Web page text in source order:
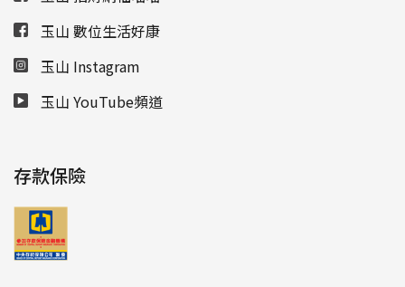
玉山 數位生活好康
玉山 Instagram
玉山 YouTube頻道
存款保險